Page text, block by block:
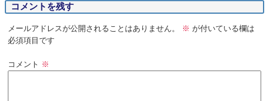
コメントを残す
メールアドレスが公開されることはありません。 ※ が付いている欄は
必須項目です
コメント ※